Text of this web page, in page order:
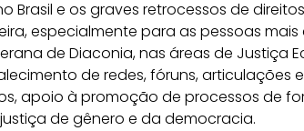
Brasil e os graves retrocessos de
especialmente para as pessoas
de Diaconia, nas áreas de Justiça
de redes, fóruns, articulações
apoio à promoção de processos de
de gênero e da democracia.